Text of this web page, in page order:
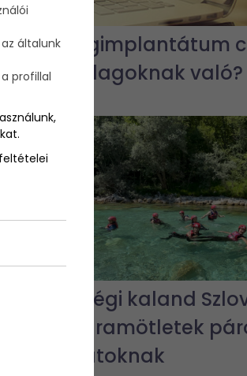
A fogimplantátum
gazdagoknak való?
Hétvégi kaland
programötletek
barátoknak
általunk
profillal